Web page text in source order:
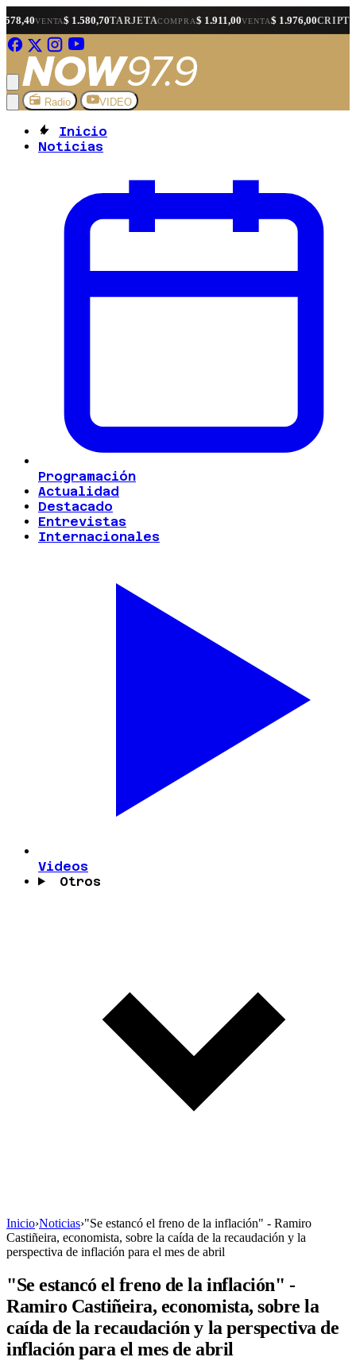
$ 1.580,70TARJETACOMPRA$ 1.911,00VENTA$ 1.976,00CRIPTOCOMPRA$
Radio VIDEO
Inicio
Noticias
Programación
Actualidad
Destacado
Entrevistas
Internacionales
Videos
Otros
Inicio›Noticias›"Se estancó el freno de la inflación" - Ramiro
Castiñeira, economista, sobre la caída de la recaudación y la
perspectiva de inflación para el mes de abril
"Se estancó el freno de la inflación" -
Ramiro Castiñeira, economista, sobre la
caída de la recaudación y la perspectiva de
inflación para el mes de abril